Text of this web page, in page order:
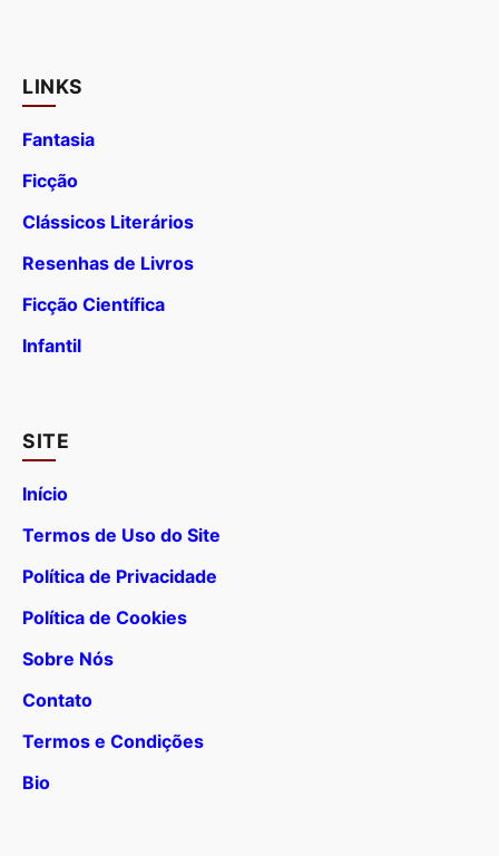
LINKS
Fantasia
Ficção
Clássicos Literários
Resenhas de Livros
Ficção Científica
Infantil
SITE
Início
Termos de Uso do Site
Política de Privacidade
Política de Cookies
Sobre Nós
Contato
Termos e Condições
Bio